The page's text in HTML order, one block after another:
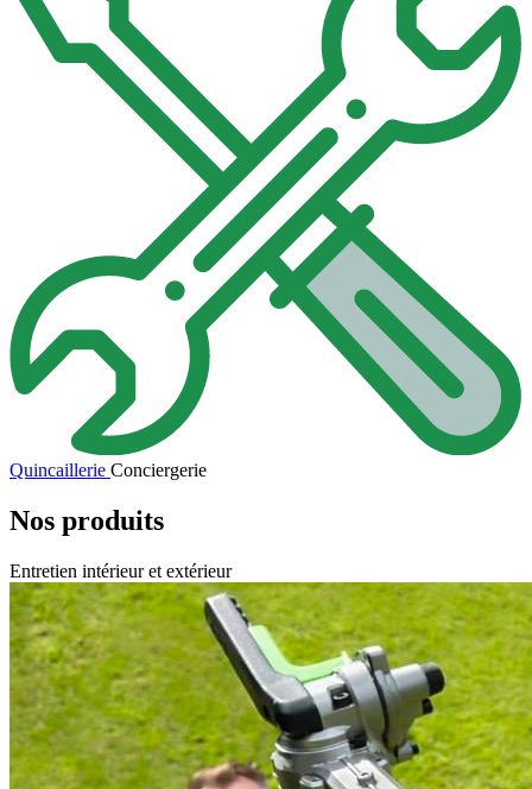
Quincaillerie Conciergerie
Nos produits
Entretien intérieur et extérieur